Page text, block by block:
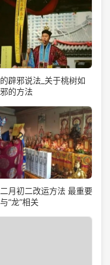
辟邪说法_关于桃树如
的方法
月初二改运方法 最重要
“龙”相关